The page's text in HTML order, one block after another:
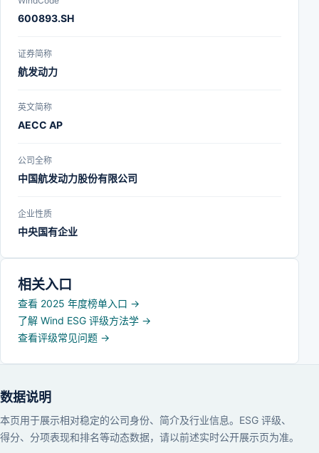
600893.SH
证券简称
航发动力
英文简称
AECC AP
公司全称
中国航发动力股份有限公司
企业性质
中央国有企业
相关入口
查看 2025 年度榜单入口 →
了解 Wind ESG 评级方法学 →
查看评级常见问题 →
数据说明
本页用于展示相对稳定的公司身份、简介及行业信息。ESG 评级、
得分、分项表现和排名等动态数据，请以前述实时公开展示页为准。